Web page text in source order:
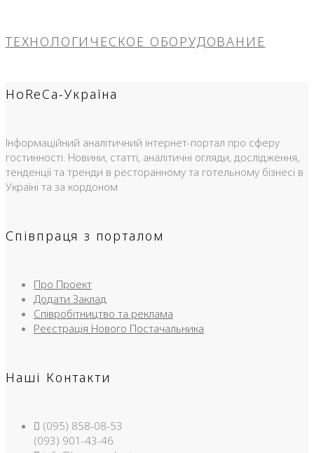
ТЕХНОЛОГИЧЕСКОЕ ОБОРУДОВАНИЕ
HoReCa-Україна
Інформаційний аналітичний інтернет-портал про сферу
гостинності. Новини, статті, аналітичні огляди, дослідження,
тенденції та тренди в ресторанному та готельному бізнесі в
Україні та за кордоном
Співпраця з порталом
Про Проект
Додати Заклад
Співробітництво та реклама
Реєстрація Нового Постачальника
Наші Контакти
(095) 858-08-53
(093) 901-43-46